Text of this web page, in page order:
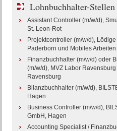
Lohnbuchhalter-Stellen
Assistant Controller (m/w/d),
St. Leon-Rot
Projektcontroller (m/w/d),
Paderborn und Mobiles Arbeiten
Finanzbuchhalter (m/w/d) oder
(m/w/d), MVZ Labor
Ravensburg
Bilanzbuchhalter (m/w/d),
Hagen
Business Controller (m/w/d),
GmbH, Hagen
Accounting Specialist /